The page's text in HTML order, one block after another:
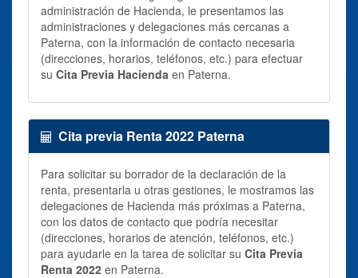
administración de Hacienda, le presentamos las
administraciones y delegaciones más cercanas a
Paterna, con la información de contacto necesaria
(direcciones, horarios, teléfonos, etc.) para efectuar
su Cita Previa Hacienda en Paterna.
Cita previa Renta 2022 Paterna
Para solicitar su borrador de la declaración de la
renta, presentarla u otras gestiones, le mostramos las
delegaciones de Hacienda más próximas a Paterna,
con los datos de contacto que podría necesitar
(direcciones, horarios de atención, teléfonos, etc.)
para ayudarle en la tarea de solicitar su Cita Previa
Renta 2022 en Paterna.